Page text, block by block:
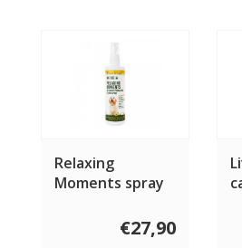
Relaxing
Moments spray
€27,90